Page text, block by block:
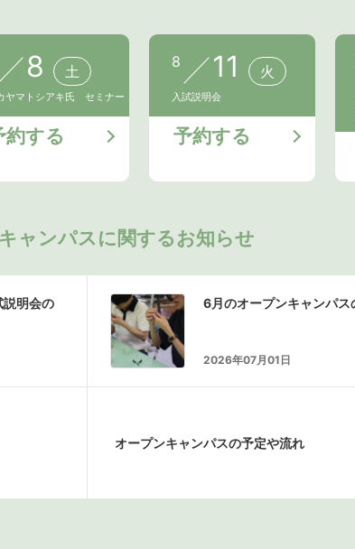
8 土
ヤマトシアキ氏 セミナー
約する
8 11 火
入試説明会
予約する
ャンパスに関するお知らせ
明会の
6月のオープンキャンパス
2026年07月01日
オープンキャンパスの予定や流れ